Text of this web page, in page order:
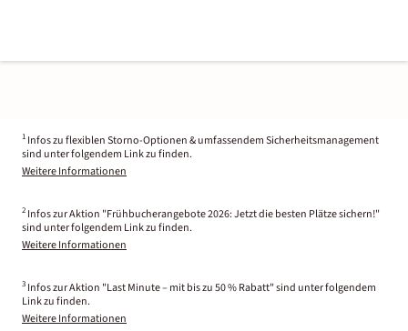
1 Infos zu flexiblen Storno-Optionen & umfassendem Sicherheitsmanagement
sind unter folgendem Link zu finden.
Weitere Informationen
2 Infos zur Aktion "Frühbucherangebote 2026: Jetzt die besten Plätze sichern!"
sind unter folgendem Link zu finden.
Weitere Informationen
3 Infos zur Aktion "Last Minute – mit bis zu 50 % Rabatt" sind unter folgendem
Link zu finden.
Weitere Informationen